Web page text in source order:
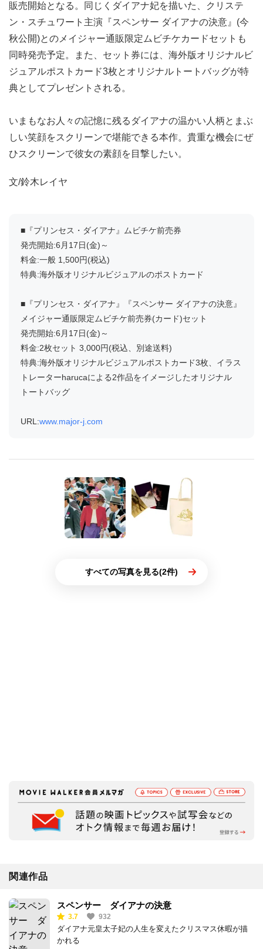
販売開始となる。同じくダイアナ妃を描いた、クリステ
ン・スチュワート主演『スペンサー ダイアナの決意』(今
秋公開)とのメイジャー通販限定ムビチケカードセットも
同時発売予定。また、セット券には、海外版オリジナルビ
ジュアルポストカード3枚とオリジナルトートバッグが特
典としてプレゼントされる。
いまもなお人々の記憶に残るダイアナの温かい人柄とまぶ
しい笑顔をスクリーンで堪能できる本作。貴重な機会にぜ
ひスクリーンで彼女の素顔を目撃したい。
文/鈴木レイヤ
■『プリンセス・ダイアナ』ムビチケ前売券
発売開始:6月17日(金)～
料金:一般 1,500円(税込)
特典:海外版オリジナルビジュアルのポストカード
■『プリンセス・ダイアナ』『スペンサー ダイアナの決意』
メイジャー通販限定ムビチケ前売券(カード)セット
発売開始:6月17日(金)～
料金:2枚セット 3,000円(税込、別途送料)
特典:海外版オリジナルビジュアルポストカード3枚、イラス
トレーターharucaによる2作品をイメージしたオリジナル
トートバッグ
URL:www.major-j.com
すべての写真を見る(2件)
関連作品
スペンサー ダイアナの決意
3.7 932
ダイアナ元皇太子妃の人生を変えたクリスマス休暇が描
かれる